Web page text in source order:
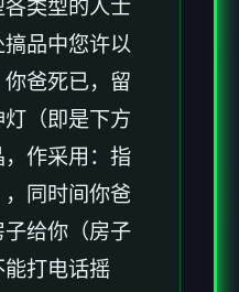
类型的人士
品中您许以
爸死已，留
（即是下方
，作采用：指
同时间你爸
给你（房子
打电话摇